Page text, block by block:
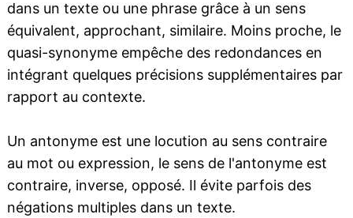
dans un texte ou une phrase grâce à un sens
équivalent, approchant, similaire. Moins proche, le
quasi-synonyme empêche des redondances en
intégrant quelques précisions supplémentaires par
rapport au contexte.
Un antonyme est une locution au sens contraire
au mot ou expression, le sens de l'antonyme est
contraire, inverse, opposé. Il évite parfois des
négations multiples dans un texte.